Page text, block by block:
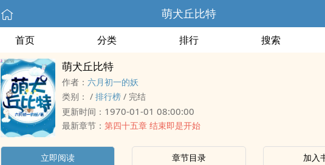
萌犬丘比特
首页 分类 排行 搜索
萌犬丘比特
作者： 六月初一的妖
类别： / 排行榜 / 完结
更新时间： 1970-01-01 08:00:00
最新章节： 第四十五章 结束即是开始
立即阅读 章节目录 加入